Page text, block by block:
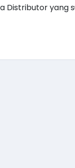
Distributor yang